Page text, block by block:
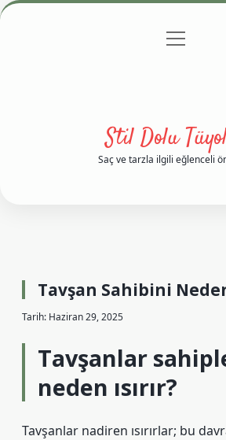
Gizlilik Politikası
menüyü
Stil Dolu
Saç ve tarzla ilgili eğlenceli
Tavşan Sahibini
Tarih: Haziran 29, 2025
Tavşanlar
neden ısırır?
Tavşanlar nadiren ısırırlar; bu